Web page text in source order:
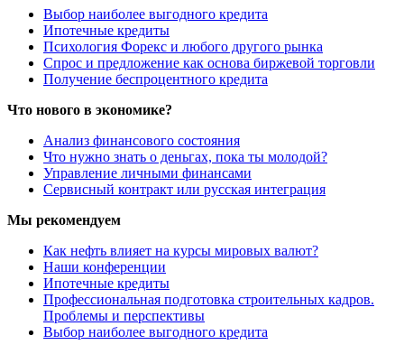
Выбор наиболее выгодного кредита
Ипотечные кредиты
Психология Форекс и любого другого рынка
Спрос и предложение как основа биржевой торговли
Получение беспроцентного кредита
Что нового в экономике?
Анализ финансового состояния
Что нужно знать о деньгах, пока ты молодой?
Управление личными финансами
Сервисный контракт или русская интеграция
Мы рекомендуем
Как нефть влияет на курсы мировых валют?
Наши конференции
Ипотечные кредиты
Профессиональная подготовка строительных кадров.
Проблемы и перспективы
Выбор наиболее выгодного кредита